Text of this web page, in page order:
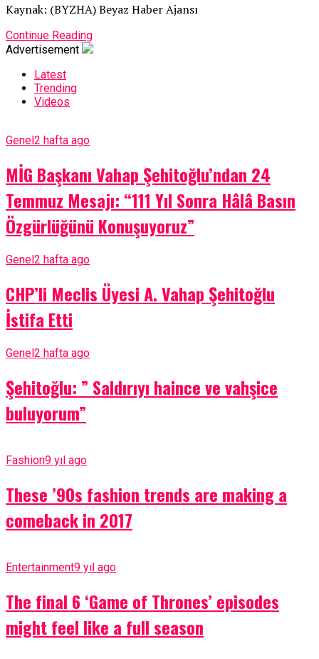
Kaynak: (BYZHA) Beyaz Haber Ajansı
Continue Reading
Advertisement
Latest
Trending
Videos
Genel 2 hafta ago
MİG Başkanı Vahap Şehitoğlu’ndan 24
Temmuz Mesajı: “111 Yıl Sonra Hâlâ Basın
Özgürlüğünü Konuşuyoruz”
Genel 2 hafta ago
CHP’li Meclis Üyesi A. Vahap Şehitoğlu
İstifa Etti
Genel2 hafta ago
Şehitoğlu: ” Saldırıyı haince ve vahşice
buluyorum”
Fashion9 yıl ago
These ’90s fashion trends are making a
comeback in 2017
Entertainment9 yıl ago
The final 6 ‘Game of Thrones’ episodes
might feel like a full season